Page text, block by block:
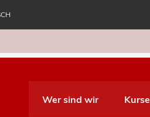
World Italiano
Wer sind wir Kurse